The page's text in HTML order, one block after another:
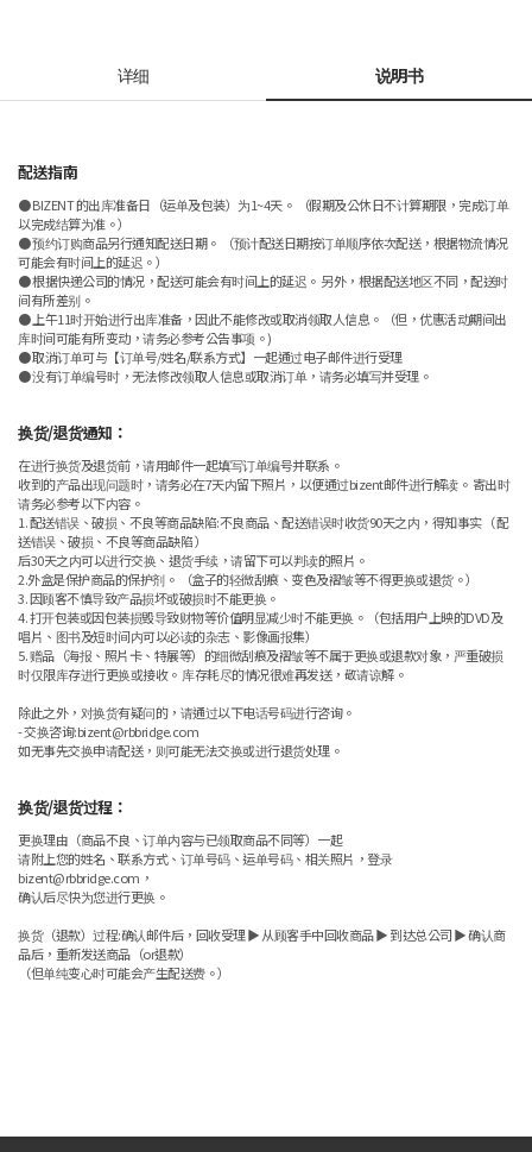
详细 说明书
配送指南
● BIZENT 的出库准备日（运单及包装）为1~4天。 （假期及公休日不计算期限，完成订单
以完成结算为准。）
● 预约订购商品另行通知配送日期。 （预计配送日期按订单顺序依次配送，根据物流情况
可能会有时间上的延迟。）
● 根据快递公司的情况，配送可能会有时间上的延迟。 另外，根据配送地区不同，配送时
间有所差别。
● 上午11时开始进行出库准备，因此不能修改或取消领取人信息。（但，优惠活动期间出
库时间可能有所变动，请务必参考公告事项。)
● 取消订单可与【订单号/姓名/联系方式】一起通过电子邮件进行受理
● 没有订单编号时，无法修改领取人信息或取消订单，请务必填写并受理。
换货/退货通知：
在进行换货及退货前，请用邮件一起填写订单编号并联系。
收到的产品出现问题时，请务必在7天内留下照片，以便通过bizent邮件进行解读。 寄出时
请务必参考以下内容。
1. 配送错误、破损、不良等商品缺陷:不良商品、配送错误时收货90天之内，得知事实（ 配
送错误、破损、不良等商品缺陷 ）
后30天之内可以进行交换、退货手续，请留下可以判读的照片。
2.外盒是保护商品的保护剂。 （盒子的轻微刮痕、变色及褶皱等不得更换或退货。）
3. 因顾客不慎导致产品损坏或破损时不能更换。
4. 打开包装或因包装损毁导致财物等价值明显减少时不能更换。（包括用户上映的DVD及
唱片、图书及短时间内可以必读的杂志、影像画报集）
5. 赠品（海报、照片卡、特展等）的细微刮痕及褶皱等不属于更换或退款对象，严重破损
时仅限库存进行更换或接收。 库存耗尽的情况很难再发送，敬请谅解。
除此之外，对换货有疑问的，请通过以下电话号码进行咨询。
- 交换咨询:bizent@rbbridge.com
如无事先交换申请配送，则可能无法交换或进行退货处理。
换货/退货过程：
更换理由（商品不良、订单内容与已领取商品不同等）一起
请附上您的姓名、联系方式、订单号码、运单号码、相关照片，登录
bizent@rbbridge.com，
确认后尽快为您进行更换。
换货（退款）过程:确认邮件后，回收受理 ▶ 从顾客手中回收商品 ▶ 到达总公司 ▶ 确认商
品后，重新发送商品（or退款）
（但单纯变心时可能会产生配送费。）